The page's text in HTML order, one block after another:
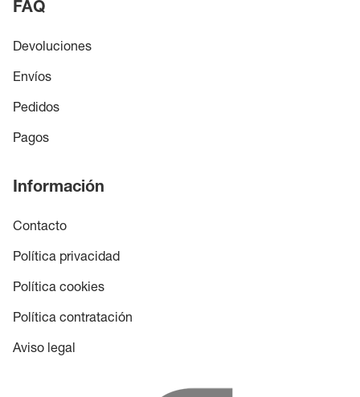
FAQ
Devoluciones
Envíos
Pedidos
Pagos
Información
Contacto
Política privacidad
Política cookies
Política contratación
Aviso legal